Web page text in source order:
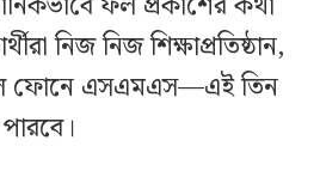
নিজ নিজ শিক্ষাপ্রতিষ্ঠান,
ফোনে এসএমএস—এই তিন